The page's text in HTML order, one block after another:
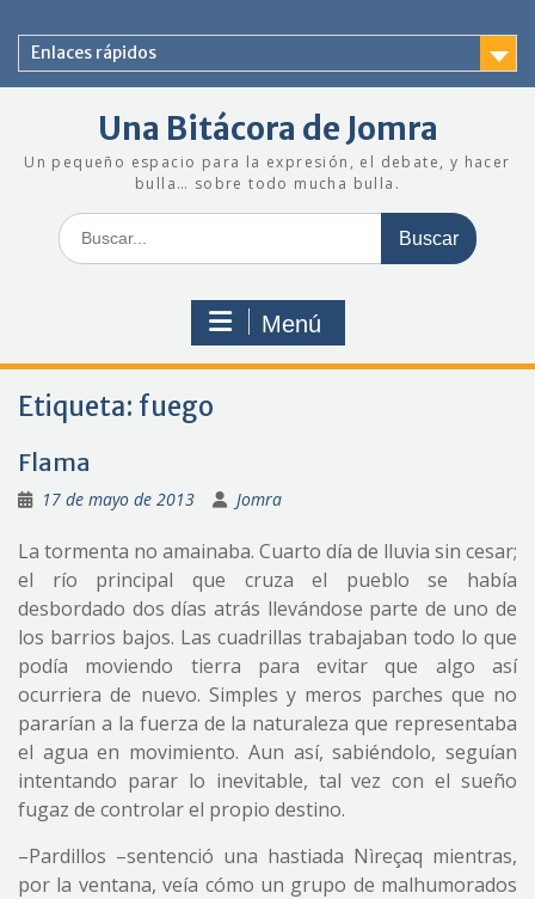
contenido
Enlaces rápidos
Una Bitácora de Jomra
Un pequeño espacio para la expresión, el debate, y hacer
bulla… sobre todo mucha bulla.
Buscar:
Menú
Etiqueta: fuego
Flama
17 de mayo de 2013 Jomra
La tormenta no amainaba. Cuarto día de lluvia sin cesar;
el río principal que cruza el pueblo se había
desbordado dos días atrás llevándose parte de uno de
los barrios bajos. Las cuadrillas trabajaban todo lo que
podía moviendo tierra para evitar que algo así
ocurriera de nuevo. Simples y meros parches que no
pararían a la fuerza de la naturaleza que representaba
el agua en movimiento. Aun así, sabiéndolo, seguían
intentando parar lo inevitable, tal vez con el sueño
fugaz de controlar el propio destino.
–Pardillos –sentenció una hastiada Nìreçaq mientras,
por la ventana, veía cómo un grupo de malhumorados